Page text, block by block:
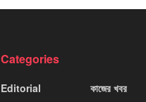
Categories
Editorial
কাজের খবর